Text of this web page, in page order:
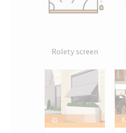
Rolety screen